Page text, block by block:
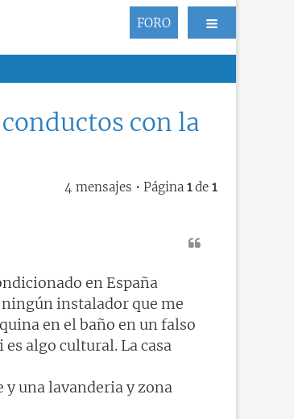
FORO
con la
4 mensajes • Página 1de 1
en España
ningún instalador que me
en el baño en un falso
algo cultural. La casa
y una lavanderia y zona